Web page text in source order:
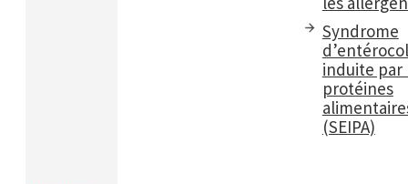
Syndrome
induite par
protéines
(SEIPA)